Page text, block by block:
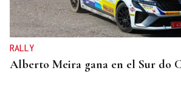
RALLY
Alberto Meira gana en el Sur do